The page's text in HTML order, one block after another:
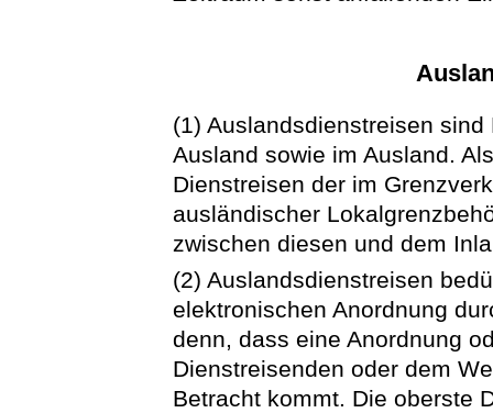
(1) Auslandsdienstreisen
Ausland sowie im Ausland.
Dienstreisen der im
ausländischer
zwischen diesen und dem
(2) Auslandsdienstreisen
elektronischen Anordnung
denn, dass eine Anordnung
Dienstreisenden oder dem
Betracht kommt. Die oberste